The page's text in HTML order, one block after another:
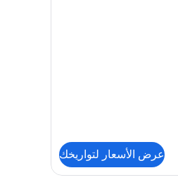
عرض الأسعار لتواريخك